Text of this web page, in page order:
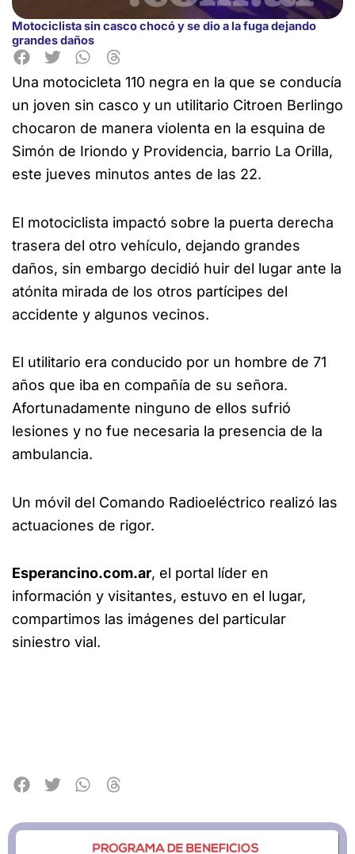
Motociclista sin casco chocó y se dio a la fuga dejando
grandes daños
Una motocicleta 110 negra en la que se conducía
un joven sin casco y un utilitario Citroen Berlingo
chocaron de manera violenta en la esquina de
Simón de Iriondo y Providencia, barrio La Orilla,
este jueves minutos antes de las 22.
El motociclista impactó sobre la puerta derecha
trasera del otro vehículo, dejando grandes
daños, sin embargo decidió huir del lugar ante la
atónita mirada de los otros partícipes del
accidente y algunos vecinos.
El utilitario era conducido por un hombre de 71
años que iba en compañía de su señora.
Afortunadamente ninguno de ellos sufrió
lesiones y no fue necesaria la presencia de la
ambulancia.
Un móvil del Comando Radioeléctrico realizó las
actuaciones de rigor.
Esperancino.com.ar, el portal líder en
información y visitantes, estuvo en el lugar,
compartimos las imágenes del particular
siniestro vial.